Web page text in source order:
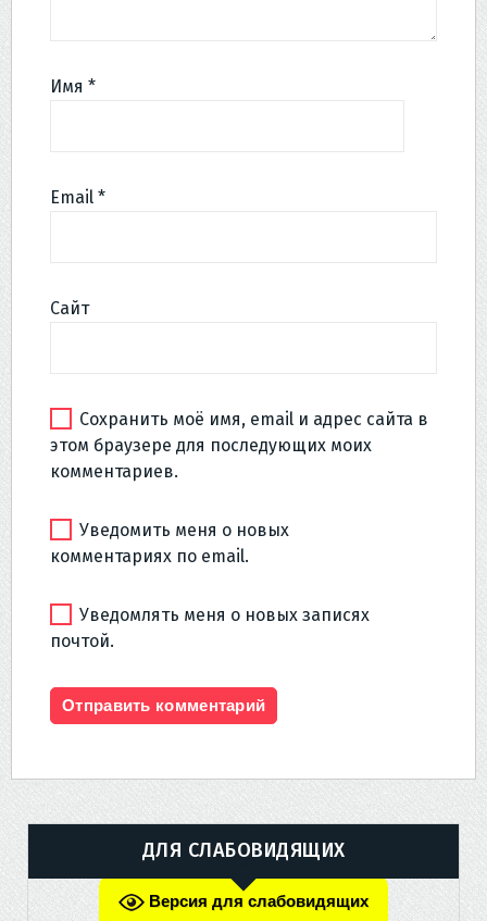
Имя *
Email *
Сайт
Сохранить моё имя, email и адрес сайта в
этом браузере для последующих моих
комментариев.
Уведомить меня о новых
комментариях по email.
Уведомлять меня о новых записях
почтой.
ДЛЯ СЛАБОВИДЯЩИХ
Версия для слабовидящих